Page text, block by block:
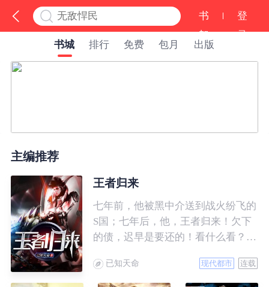
书
架
登
录
书城
排行 免费 包月 出版
主编推荐
王者归来
七年前，他被黑中介送到战火纷飞的
S国；七年后，他，王者归来！欠下
的债，迟早是要还的！看什么看？说
已知天命 现代都市 连载